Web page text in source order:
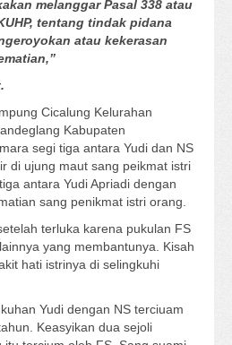
melanggar Pasal 338 atau
tentang tindak pidana
atau kekerasan
Cicalung Kelurahan
Kabupaten
segi tiga antara Yudi dan NS
di ujung maut sang peikmat istri
antara Yudi Apriadi dengan
sang penikmat istri orang.
terluka karena pukulan FS
yang membantunya. Kisah
hati istrinya di selingkuhi
Yudi dengan NS terciuam
Keasyikan dua sejoli